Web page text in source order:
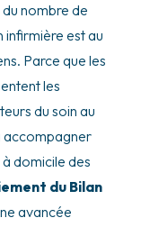
nombre de
est au
Parce que les
les
du soin au
accompagner
domicile des
du Bilan
avancée